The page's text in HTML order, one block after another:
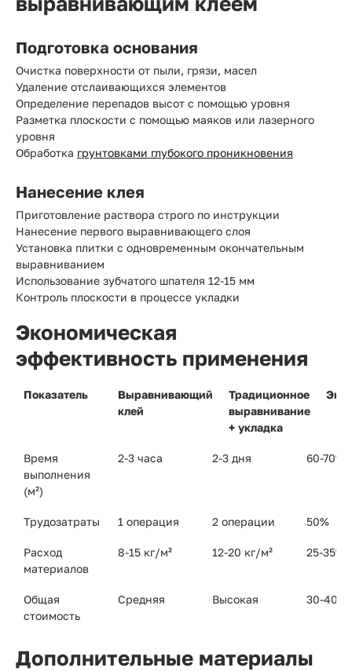
Подготовка основания
Очистка поверхности от пыли, грязи, масел
Удаление отслаивающихся элементов
Определение перепадов высот с помощью уровня
Разметка плоскости с помощью маяков или лазерного
уровня
Обработка грунтовками глубокого проникновения
Нанесение клея
Приготовление раствора строго по инструкции
Нанесение первого выравнивающего слоя
Установка плитки с одновременным окончательным
выравниванием
Использование зубчатого шпателя 12-15 мм
Контроль плоскости в процессе укладки
Экономическая
эффективность применения
Показатель
Выравнивающий
клей
Традиционное
выравнивание
+ укладка
Время
выполнения
(м²)
2-3 часа 2-3 дня 60-70%
Трудозатраты 1 операция 2 операции 50%
Расход
материалов
8-15 кг/м² 12-20 кг/м² 25-35%
Общая
стоимость
Средняя Высокая 30-40%
Дополнительные материалы